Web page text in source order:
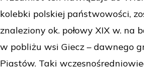
kolebki polskiej państwowości,
znaleziony ok. połowy XIX w. na
w pobliżu wsi Giecz – dawnego
Piastów. Taki